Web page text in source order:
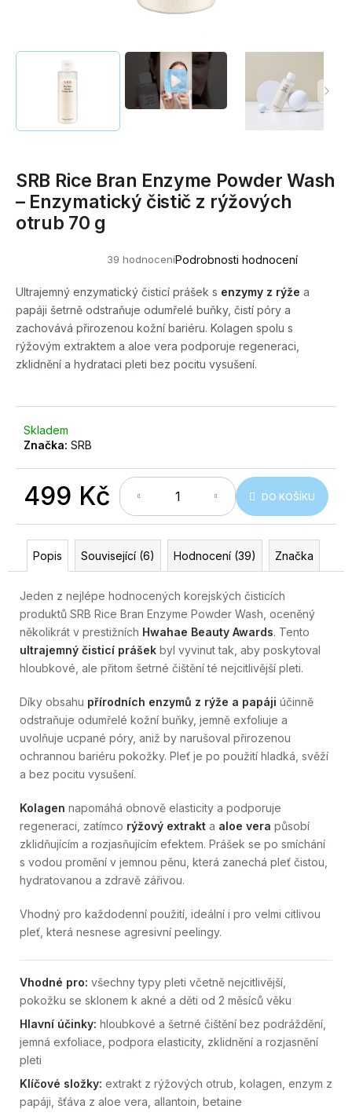
produktu
je
5,0
5
hvězdiček.
39 hodnoceníPodrobnosti hodnocení
SRB Rice Bran Enzyme Powder Wash
– Enzymatický čistič z rýžových
otrub 70 g
Ultrajemný enzymatický čisticí prášek s enzymy z rýže a
papáji šetrně odstraňuje odumřelé buňky, čistí póry a
zachovává přirozenou kožní bariéru. Kolagen spolu s
rýžovým extraktem a aloe vera podporuje regeneraci,
zklidnění a hydrataci pleti bez pocitu vysušení.
Skladem
Značka: SRB
499 Kč DO KOŠÍKU
Popis Související (6) Hodnocení (39) Značka
Jeden z nejlépe hodnocených korejských čisticích
produktů SRB Rice Bran Enzyme Powder Wash, oceněný
několikrát v prestižních Hwahae Beauty Awards. Tento
ultrajemný čisticí prášek byl vyvinut tak, aby poskytoval
hloubkové, ale přitom šetrné čištění té nejcitlivější pleti.
Díky obsahu přírodních enzymů z rýže a papáji účinně
odstraňuje odumřelé kožní buňky, jemně exfoliuje a
uvolňuje ucpané póry, aniž by narušoval přirozenou
ochrannou bariéru pokožky. Pleť je po použití hladká, svěží
a bez pocitu vysušení.
Kolagen napomáhá obnově elasticity a podporuje
regeneraci, zatímco rýžový extrakt a aloe vera působí
zklidňujícím a rozjasňujícím efektem. Prášek se po smíchání
s vodou promění v jemnou pěnu, která zanechá pleť čistou,
hydratovanou a zdravě zářivou.
Vhodný pro každodenní použití, ideální i pro velmi citlivou
pleť, která nesnese agresivní peelingy.
Vhodné pro: všechny typy pleti včetně nejcitlivější,
pokožku se sklonem k akné a děti od 2 měsíců věku
Hlavní účinky: hloubkové a šetrné čištění bez podráždění,
jemná exfoliace, podpora elasticity, zklidnění a rozjasnění
pleti
Klíčové složky: extrakt z rýžových otrub, kolagen, enzym z
papáji, šťáva z aloe vera, allantoin, betaine
í
HLEDAT
p
o
r
u
č
u
e
m
e